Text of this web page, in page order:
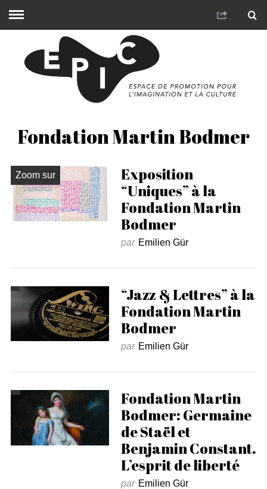
Fondation Martin Bodmer
Zoom sur
Exposition
“Uniques” à la
Fondation Martin
Bodmer
par Emilien Gür
“Jazz & Lettres” à la
Fondation Martin
Bodmer
par Emilien Gür
Fondation Martin
Bodmer: Germaine
de Staël et
Benjamin Constant.
L’esprit de liberté
par Emilien Gür